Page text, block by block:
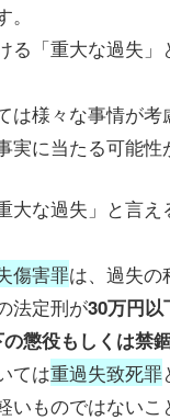
る「重大な過失
は様々な事情が
実に当たる可能性
大な過失」と言え
傷害罪は、過失の
法定刑が30万円
懲役もしくは禁
ては重過失致死罪
いものではないこ